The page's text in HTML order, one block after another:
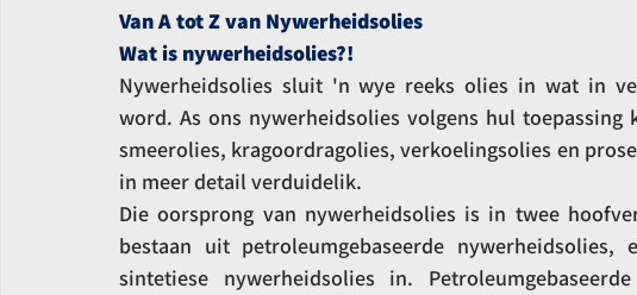
Van A tot Z van Nywerheidsolies
Wat is nywerheidsolies?!
Nywerheidsolies sluit 'n wye reeks olies in wat in
word. As ons nywerheidsolies volgens hul
smeerolies, kragoordragolies, verkoelingsolies en
in meer detail verduidelik.
Die oorsprong van nywerheidsolies is in twee
bestaan uit petroleumgebaseerde
sintetiese nywerheidsolies in.